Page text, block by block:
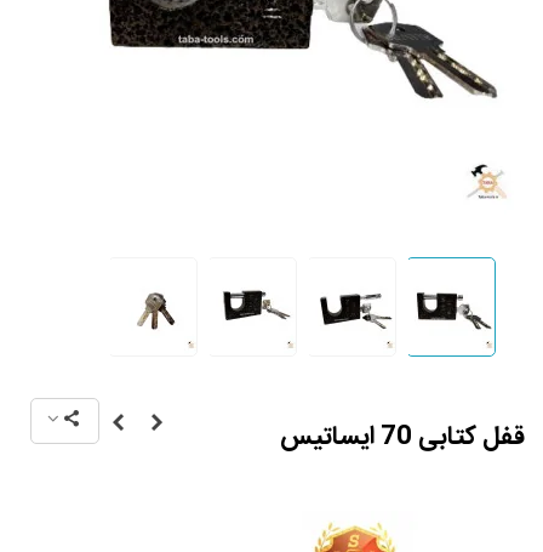
قفل کتابی 70 ایساتیس